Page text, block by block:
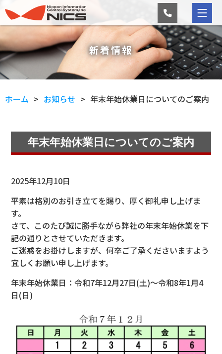
新着情報
ホーム お知らせ 年末年始休業日についてのご案内
年末年始休業日についてのご案内
2025年12月10日
平素は格別のお引き立てを賜り、厚く御礼申し上げま
す。
さて、このたび誠に勝手ながら弊社の年末年始休業を下
記の通りとさせていただきます。
ご迷惑をお掛けしますが、何卒ご了承くださいますよう
宜しくお願い申し上げます。
年末年始休業日：令和7年12月27日(土)～令和8年1月4
日(日)